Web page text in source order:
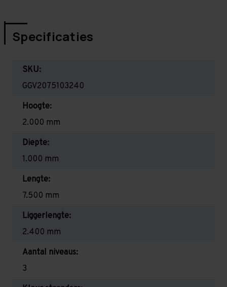
Specificaties
SKU:
GGV2075103240
Hoogte:
2.000 mm
Diepte:
1.000 mm
Lengte:
7.500 mm
Liggerlengte:
2.400 mm
Aantal niveaus:
3